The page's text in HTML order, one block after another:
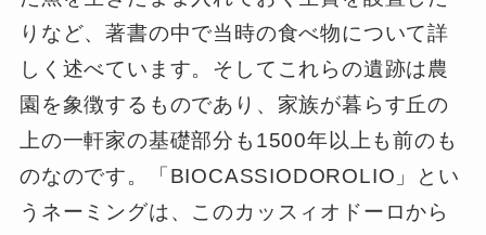
りなど、著書の中で当時の食べ物について詳
しく述べています。そしてこれらの遺跡は農
園を象徴するものであり、家族が暮らす丘の
上の一軒家の基礎部分も1500年以上も前のも
のなのです。「BIOCASSIODOROLIO」とい
うネーミングは、このカッスィオドーロから